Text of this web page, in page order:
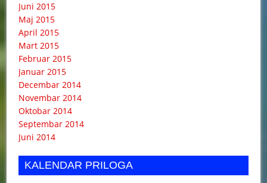
Juni 2015
Maj 2015
April 2015
Mart 2015
Februar 2015
Januar 2015
Decembar 2014
Novembar 2014
Oktobar 2014
Septembar 2014
Juni 2014
KALENDAR PRILOGA